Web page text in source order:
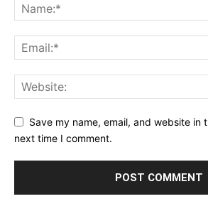
Save my name, email, and website in
next time I comment.